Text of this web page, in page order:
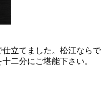
立てました。松江ならで
二分にご堪能下さい。